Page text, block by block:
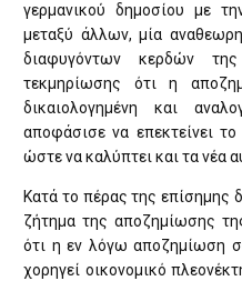
γερμανικού δημοσίου με
μεταξύ άλλων, μία
διαφυγόντων κερδών
τεκμηρίωσης ότι η
δικαιολογημένη και
αποφάσισε να επεκτείνει
ώστε να καλύπτει και τα νέα
Κατά το πέρας της επίσημης
ζήτημα της αποζημίωσης
ότι η εν λόγω αποζημίωση
χορηγεί οικονομικό